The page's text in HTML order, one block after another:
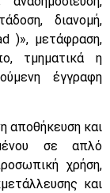
διανομή,
)», μετάφραση,
τμηματικά η
έγγραφη
αποθήκευση και
σε απλό
χρήση,
και